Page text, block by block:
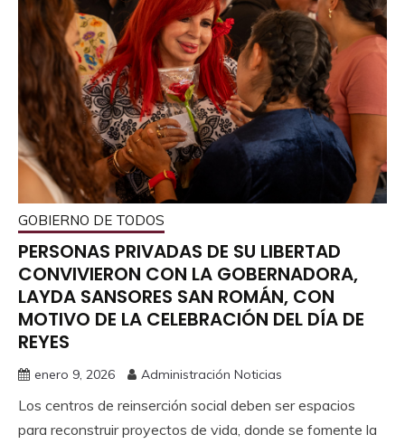
GOBIERNO DE TODOS
PERSONAS PRIVADAS DE SU LIBERTAD
CONVIVIERON CON LA GOBERNADORA,
LAYDA SANSORES SAN ROMÁN, CON
MOTIVO DE LA CELEBRACIÓN DEL DÍA DE
REYES
enero 9, 2026 Administración Noticias
Los centros de reinserción social deben ser espacios
para reconstruir proyectos de vida, donde se fomente la